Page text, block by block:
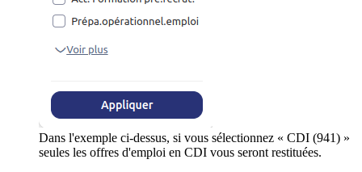
Dans l'exemple ci-dessus, si vous sélectionnez « CDI (941) »
seules les offres d'emploi en CDI vous seront restituées.